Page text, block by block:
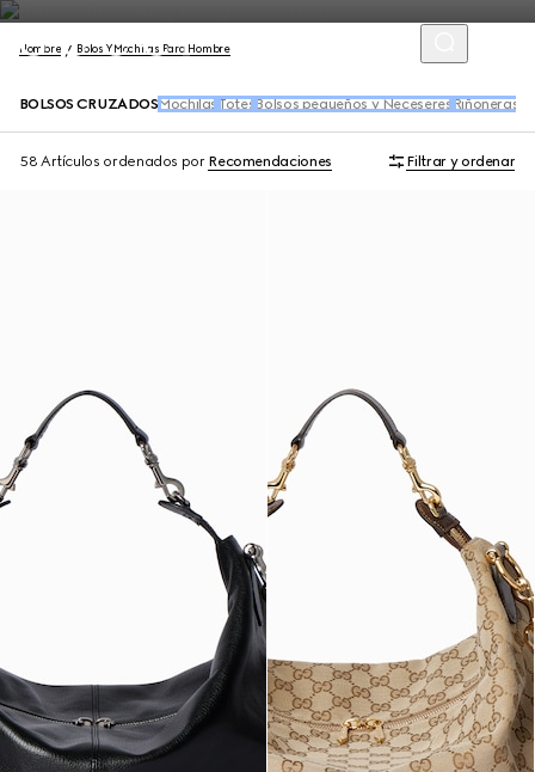
Hombre Bolos Y Mochilas Para Hombre
BOLSOS CRUZADOS Mochilas Totes Bolsos pequeños y Neceseres Riñoneras
58 Artículos ordenados por Recomendaciones Filtrar y ordenar